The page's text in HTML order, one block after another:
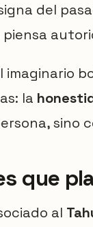
del
imaginario
la
sino
que
al